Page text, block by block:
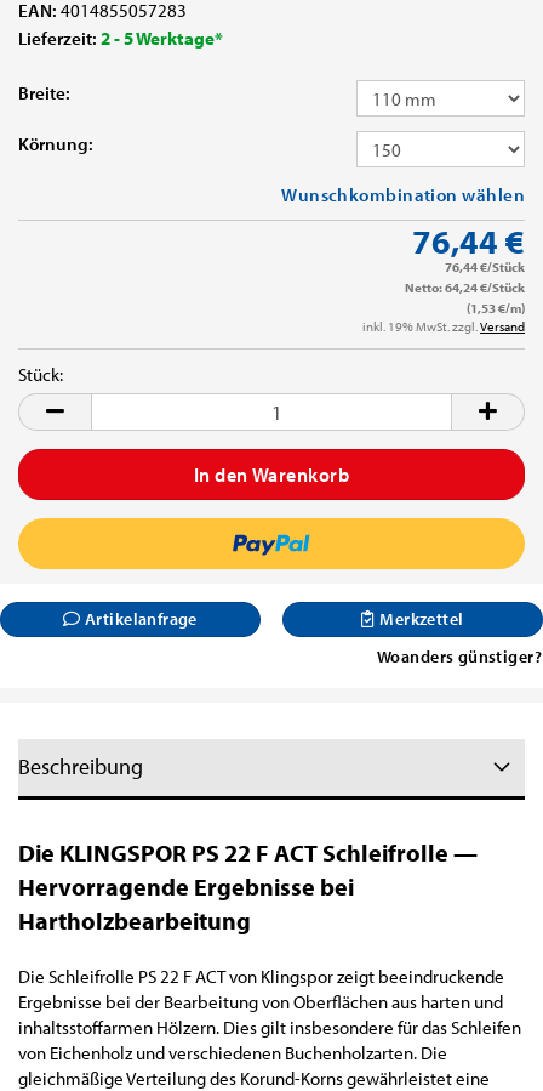
EAN: 4014855057283
Lieferzeit: 2 - 5 Werktage*
Breite:
Körnung:
Wunschkombination wählen
76,44 €
76,44 €/Stück
Netto: 64,24 €/Stück
(1,53 €/m)
inkl. 19% MwSt. zzgl.Versand
Stück:
Stück
Artikelanfrage
Merkzettel
Woanders günstiger?
Beschreibung
Die KLINGSPOR PS 22 F ACT Schleifrolle —
Hervorragende Ergebnisse bei
Hartholzbearbeitung
Die Schleifrolle PS 22 F ACT von Klingspor zeigt beeindruckende
Ergebnisse bei der Bearbeitung von Oberflächen aus harten und
inhaltsstoffarmen Hölzern. Dies gilt insbesondere für das Schleifen
von Eichenholz und verschiedenen Buchenholzarten. Die
gleichmäßige Verteilung des Korund-Korns gewährleistet eine